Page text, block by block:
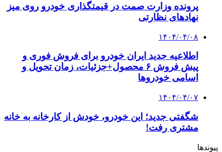
پرونده وزارت صمت در قیمتگذاری خودرو روی میز
نهادهای نظارتی
۱۴۰۴/۰۴/۰۸
اطلاعیه جدید ایران خودرو برای فروش فوری و
پیش فروش ۶ محصول+جزئیات، زمان تحویل و
اسامی خودروها
۱۴۰۴/۰۴/۰۷
شگفتی جدید؛ این خودرو، خودش از کارخانه به خانه
مشتری رفت!
پیوندها